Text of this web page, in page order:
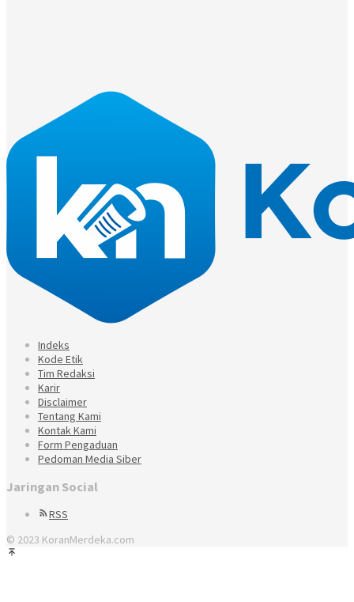
Indeks
Kode Etik
Tim Redaksi
Karir
Disclaimer
Tentang Kami
Kontak Kami
Form Pengaduan
Pedoman Media Siber
Jaringan Social
RSS
© 2023 KoranMerdeka.com